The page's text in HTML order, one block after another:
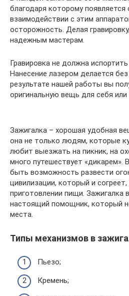
благодаря которому
взаимодействии с этим
осторожность. Делая
надежным мастерам.
Гравировка не должна
Нанесение лазером делается
результате нашей работы вы
оригинальную вещь для себя или
Зажигалка – хорошая удобная
она не только людям, которые
любит выезжать на пикник, на
много путешествует «дикарем».
быть возможность развести
цивилизации, который и
приготовлении пищи. Зажигалка
настоящий помощник, который
места.
Типы механизмов в
Пьезо;
Кремень;